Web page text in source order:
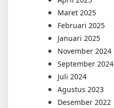
Maret 2025
Februari 2025
Januari 2025
November 2024
September 2024
Juli 2024
Agustus 2023
Desember 2022